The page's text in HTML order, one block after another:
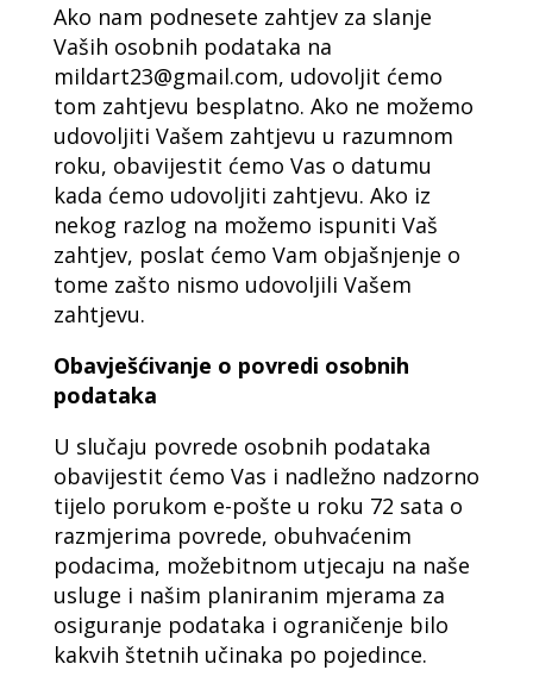
Ako nam podnesete zahtjev za slanje
Vaših osobnih podataka na
mildart23@gmail.com, udovoljit ćemo
tom zahtjevu besplatno. Ako ne možemo
udovoljiti Vašem zahtjevu u razumnom
roku, obavijestit ćemo Vas o datumu
kada ćemo udovoljiti zahtjevu. Ako iz
nekog razlog na možemo ispuniti Vaš
zahtjev, poslat ćemo Vam objašnjenje o
tome zašto nismo udovoljili Vašem
zahtjevu.
Obavješćivanje o povredi osobnih
podataka
U slučaju povrede osobnih podataka
obavijestit ćemo Vas i nadležno nadzorno
tijelo porukom e-pošte u roku 72 sata o
razmjerima povrede, obuhvaćenim
podacima, možebitnom utjecaju na naše
usluge i našim planiranim mjerama za
osiguranje podataka i ograničenje bilo
kakvih štetnih učinaka po pojedince.